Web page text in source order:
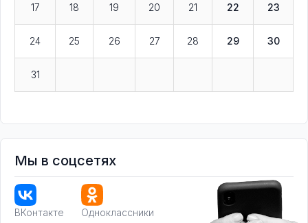
17 18 19 20 21 22 23
24 25 26 27 28 29 30
31
Мы в соцсетях
ВКонтакте Одноклассники